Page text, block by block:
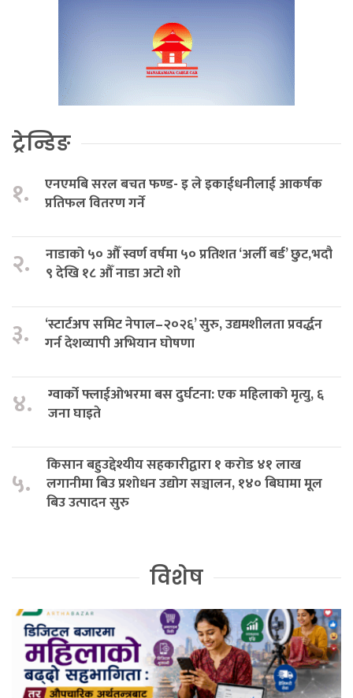
ट्रेन्डिङ
१.
एनएमबि सरल बचत फण्ड- इ ले इकाईधनीलाई आकर्षक
प्रतिफल वितरण गर्ने
२.
नाडाको ५० औँ स्वर्ण वर्षमा ५० प्रतिशत ‘अर्ली बर्ड’ छुट,भदौ
९ देखि १८ औँ नाडा अटो शो
३.
‘स्टार्टअप समिट नेपाल–२०२६’ सुरु, उद्यमशीलता प्रवर्द्धन
गर्न देशव्यापी अभियान घोषणा
४.
ग्वार्को फ्लाईओभरमा बस दुर्घटना: एक महिलाको मृत्यु, ६
जना घाइते
५.
किसान बहुउद्देश्यीय सहकारीद्वारा १ करोड ४१ लाख
लगानीमा बिउ प्रशोधन उद्योग सञ्चालन, १४० बिघामा मूल
बिउ उत्पादन सुरु
विशेष